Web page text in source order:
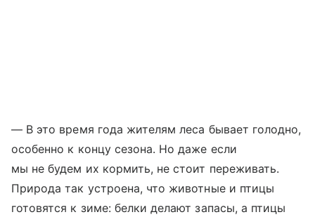
— В это время года жителям леса бывает голодно,
особенно к концу сезона. Но даже если
мы не будем их кормить, не стоит переживать.
Природа так устроена, что животные и птицы
готовятся к зиме: белки делают запасы, а птицы